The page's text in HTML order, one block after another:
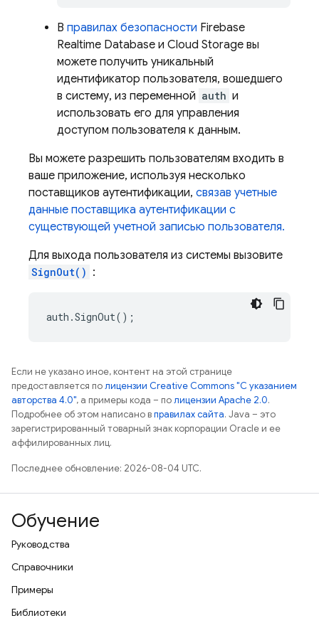
В правилах безопасности Firebase
Realtime Database и Cloud Storage вы
можете получить уникальный
идентификатор пользователя, вошедшего
в систему, из переменной auth и
использовать его для управления
доступом пользователя к данным.
Вы можете разрешить пользователям входить в
ваше приложение, используя несколько
поставщиков аутентификации, связав учетные
данные поставщика аутентификации с
существующей учетной записью пользователя.
Для выхода пользователя из системы вызовите
SignOut() :
auth .SignOut();
Если не указано иное, контент на этой странице
предоставляется полицензии Creative Commons "С указанием
авторства 4.0", а примеры кода – полицензии Apache 2.0.
Подробнее об этом написано вправилах сайта. Java – это
зарегистрированный товарный знак корпорации Oracle и ее
аффилированных лиц.
Последнее обновление: 2026-08-04 UTC.
Обучение
Руководства
Справочники
Примеры
Библиотеки